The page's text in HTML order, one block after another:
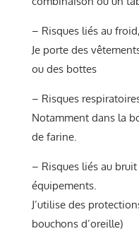
– Risques liés au
Je porte des
ou des bottes
– Risques
Notamment dans la
de farine.
– Risques liés au
équipements.
J’utilise des
bouchons d’oreille)